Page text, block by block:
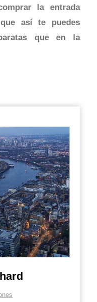
la entrada
así te puedes
que en la